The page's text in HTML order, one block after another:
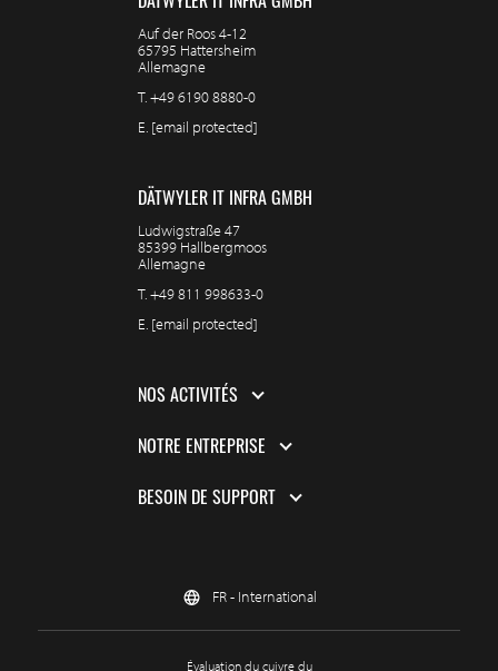
Auf der Roos 4-12
65795 Hattersheim
Allemagne
T.+49 6190 8880-0
E. [email protected]
DÄTWYLER IT INFRA GMBH
Ludwigstraße 47
85399 Hallbergmoos
Allemagne
T.+49 811 998633-0
E. [email protected]
NOS ACTIVITÉS
NOTRE ENTREPRISE
BESOIN DE SUPPORT
FR - International
Évaluation du cuivre du